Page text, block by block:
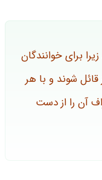
برای خوانندگان
شوند و با هر
آن را از دست